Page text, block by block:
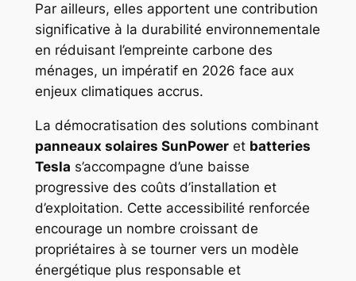
Par ailleurs, elles apportent une contribution
significative à la durabilité environnementale
en réduisant l’empreinte carbone des
ménages, un impératif en 2026 face aux
enjeux climatiques accrus.
La démocratisation des solutions combinant
panneaux solaires SunPoweret batteries
Tesla s’accompagne d’une baisse
progressive des coûts d’installation et
d’exploitation. Cette accessibilité renforcée
encourage un nombre croissant de
propriétaires à se tourner vers un modèle
énergétique plus responsable et